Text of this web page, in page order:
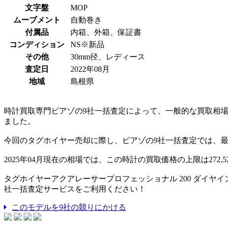
文字盤
MOP
ムーブメント
自動巻き
付属品
内箱、外箱、保証書
コンディション
NS※新品
その他
30mm径、レディース
査定日
2022年08月
地域
島根県
時計買取専門ピアゾの9社一括査定によって、一般的な買取相
ました。
今回のタグホイヤー売却に際し、ピアゾの9社一括査定では、
2025年04月現在の相場では、この時計の買取価格の上限は
タグホイヤーアクアレーサープロフェッショナル 200 ダイヤ
社一括査定サービスをご利用ください！
このモデルを9社の競りにかける